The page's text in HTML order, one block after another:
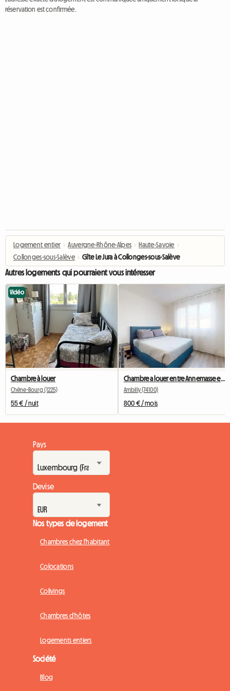
réservation est confirmée.
Logement entier › Auvergne-Rhône-Alpes › Haute-Savoie ›
Collonges-sous-Salève › Gîte Le Jura à Collonges-sous-Salève
Autres logements qui pourraient vous intéresser
Vidéo
Chambre à louer
Chêne-Bourg (1225)
55 € / nuit
Chambre a louer entre Annemasse et Genève
Ambilly (74100)
800 € / mois
Pays
Devise
Nos types de logement
Chambres chez l'habitant
Colocations
Colivings
Chambres d'hôtes
Logements entiers
Société
Blog